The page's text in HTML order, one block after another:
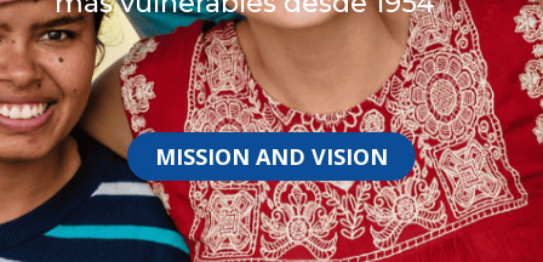
MISSION AND VISION